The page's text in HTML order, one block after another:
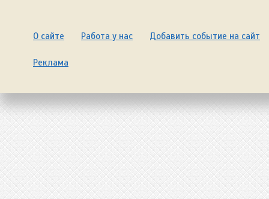
О сайте Работа у нас Добавить событие на сайт
Реклама